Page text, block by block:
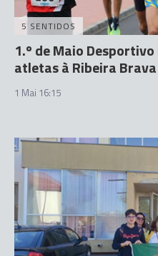
5 SENTIDOS
1.º de Maio
atletas à Ribeira Brava
1 Mai 16:15